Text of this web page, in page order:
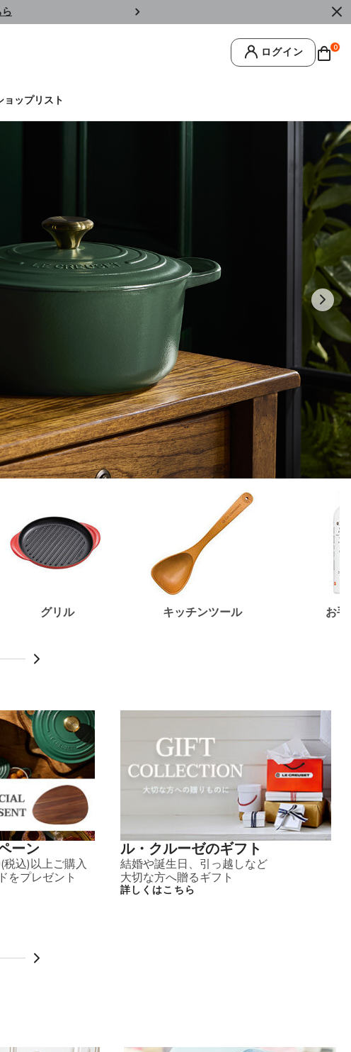
￥
ログイン 0
ョップリスト
グリル キッチンツール お
ーン
込)以上ご購入
をプレゼント
ル・クルーゼのギフト
結婚や誕生日、引っ越しなど
大切な方へ贈るギフト
詳しくはこちら